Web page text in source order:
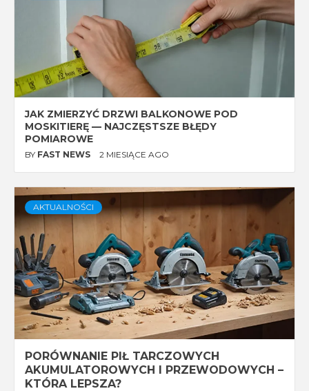
JAK ZMIERZYĆ DRZWI BALKONOWE POD
MOSKITIERĘ — NAJCZĘSTSZE BŁĘDY
POMIAROWE
BY FAST NEWS 2 MIESIĄCE AGO
AKTUALNOŚCI
PORÓWNANIE PIŁ TARCZOWYCH
AKUMULATOROWYCH I PRZEWODOWYCH –
KTÓRA LEPSZA?